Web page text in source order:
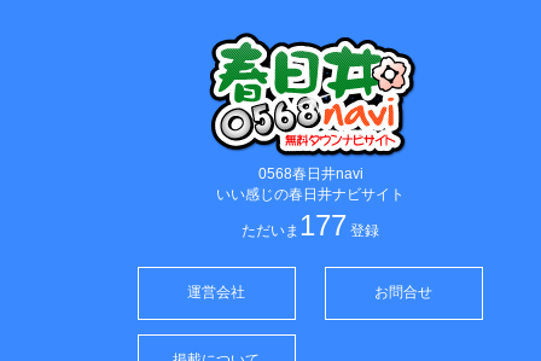
0568春日井navi
いい感じの春日井ナビサイト
ただいま 177 登録
運営会社 お問合せ